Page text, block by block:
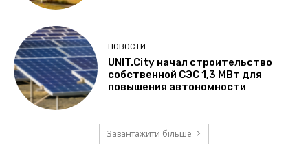
НОВОСТИ
UNIT.City начал строительство
собственной СЭС 1,3 МВт для
повышения автономности
Завантажити більше